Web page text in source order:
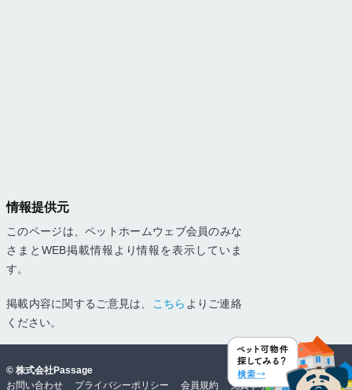
情報提供元
このページは、ペットホームウェブ会員のみな
さまとWEB掲載情報より情報を表示していま
す。
掲載内容に関するご意見は、 こちら よりご連絡
ください。
© 株式会社Passage
お問い合わせ
プライバシーポリシー 会員規約 免責事項・動作環境 物件